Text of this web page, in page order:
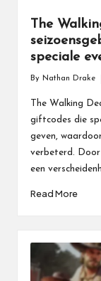
The
speciale
by
By Nathan Drake
The Walking
giftcodes die
geven,
verbeterd. Door
een
Read More